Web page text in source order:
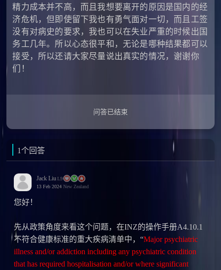
精力成本并不高，而且我想要离开的原因是国内的经
济危机，但即使留下我也有勇气面对一切，而且工签
没有对病史的要求，我也可以在失业严重的时候出国
务工几年。所以心态很平和，无论是哪种结果都可以
接受，所以还请大家尽量说出真实的情况，谢谢你
们！
问答已结束
1个回答
Jack Liu L9
13 Feb 2024New Zealand
您好！
先从政策角度来看这个问题，在INZ的操作手册A4.10.1
不符合健康标准的重大疾病清单中，“Major psychiatric
illness and/or addiction including any psychiatric condition
that has required hospitalisation and/or where significant